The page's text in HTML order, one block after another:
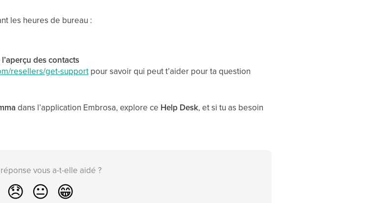
les heures de bureau :
des contacts
resellers/get-supportpour savoir qui peut t’aider pour ta question
dans l’application Embrosa, explore ce Help Desk, et si tu as besoin
vous a-t-elle aidé ?
😞 😐 😁